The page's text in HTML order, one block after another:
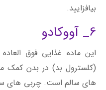
بیافزایید.
6_ آووکادو
(کلسترول بد) در بدن کمک
های سالم است. چربی های